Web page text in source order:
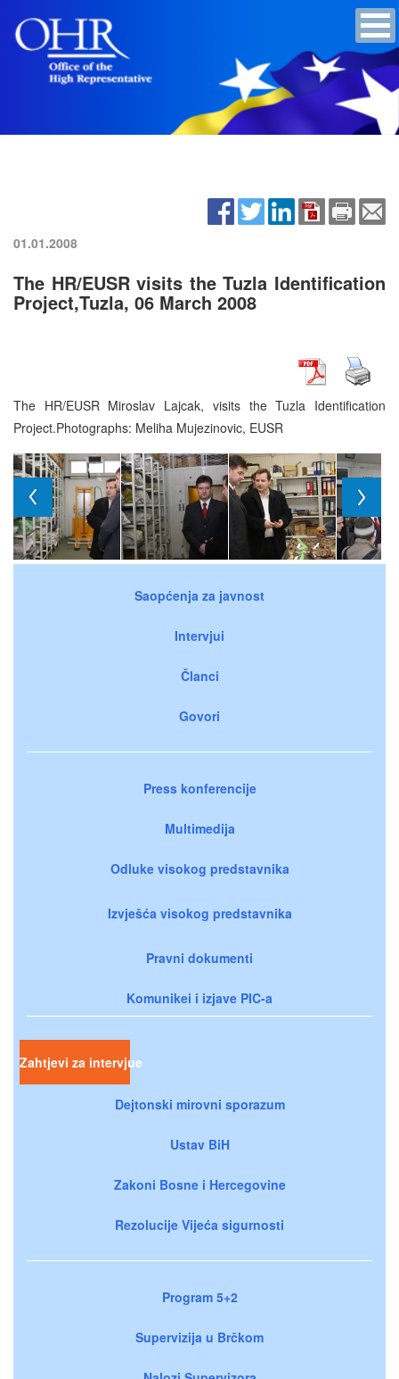
01.01.2008
The HR/EUSR visits the Tuzla Identification
Project,Tuzla, 06 March 2008
The HR/EUSR Miroslav Lajcak, visits the Tuzla Identification
Project.Photographs: Meliha Mujezinovic, EUSR
Saopćenja za javnost
Intervjui
Članci
Govori
Press konferencije
Multimedija
Odluke visokog predstavnika
Izvješća visokog predstavnika
Pravni dokumenti
Komunikei i izjave PIC-a
Zahtjevi za intervjue
Dejtonski mirovni sporazum
Ustav BiH
Zakoni Bosne i Hercegovine
Rezolucije Vijeća sigurnosti
Program 5+2
Supervizija u Brčkom